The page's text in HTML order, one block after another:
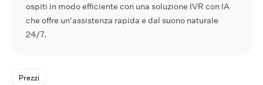
ospiti in modo efficiente con una soluzione IVR con IA
che offre un'assistenza rapida e dal suono naturale
24/7.
Prezzi